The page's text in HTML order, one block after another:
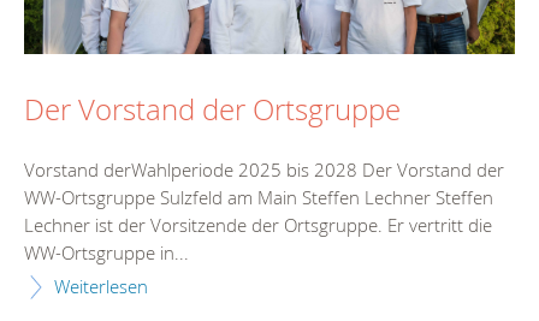
Der Vorstand der Ortsgruppe
Vorstand derWahlperiode 2025 bis 2028 Der Vorstand der
WW-Ortsgruppe Sulzfeld am Main Steffen Lechner Steffen
Lechner ist der Vorsitzende der Ortsgruppe. Er vertritt die
WW-Ortsgruppe in...
Weiterlesen